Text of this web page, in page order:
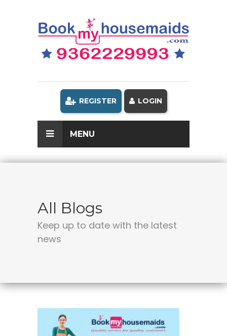
REGISTER LOGIN
MENU
All Blogs
Keep up to date with the latest
news